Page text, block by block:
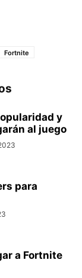
Fortnite
y
al juego
para
a Fortnite